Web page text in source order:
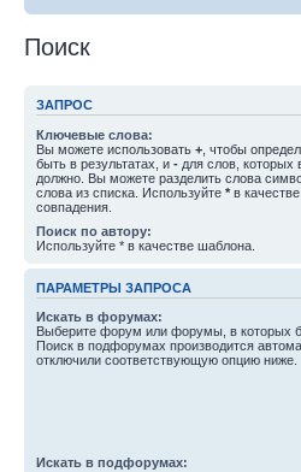
Поиск
ЗАПРОС
Ключевые слова:
Вы можете использовать + , чтобы
быть в результатах, и - для слов, которых
должно. Вы можете разделить слова
слова из списка. Используйте * в
совпадения.
Поиск по автору:
Используйте * в качестве шаблона.
ПАРАМЕТРЫ ЗАПРОСА
Искать в форумах:
Выберите форум или форумы, в которых
Поиск в подфорумах производится
отключили соответствующую опцию ниже.
Искать в подфорумах: